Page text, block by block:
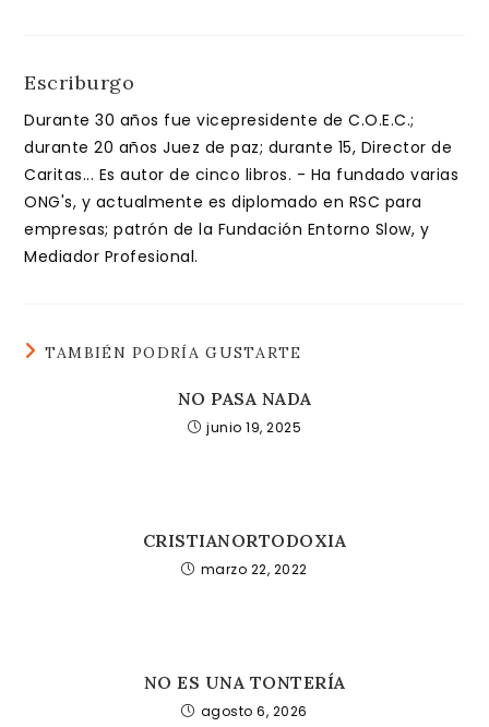
Escriburgo
Durante 30 años fue vicepresidente de C.O.E.C.;
durante 20 años Juez de paz; durante 15, Director de
Caritas... Es autor de cinco libros. - Ha fundado varias
ONG's, y actualmente es diplomado en RSC para
empresas; patrón de la Fundación Entorno Slow, y
Mediador Profesional.
TAMBIÉN PODRÍA GUSTARTE
NO PASA NADA
junio 19, 2025
CRISTIANORTODOXIA
marzo 22, 2022
NO ES UNA TONTERÍA
agosto 6, 2026